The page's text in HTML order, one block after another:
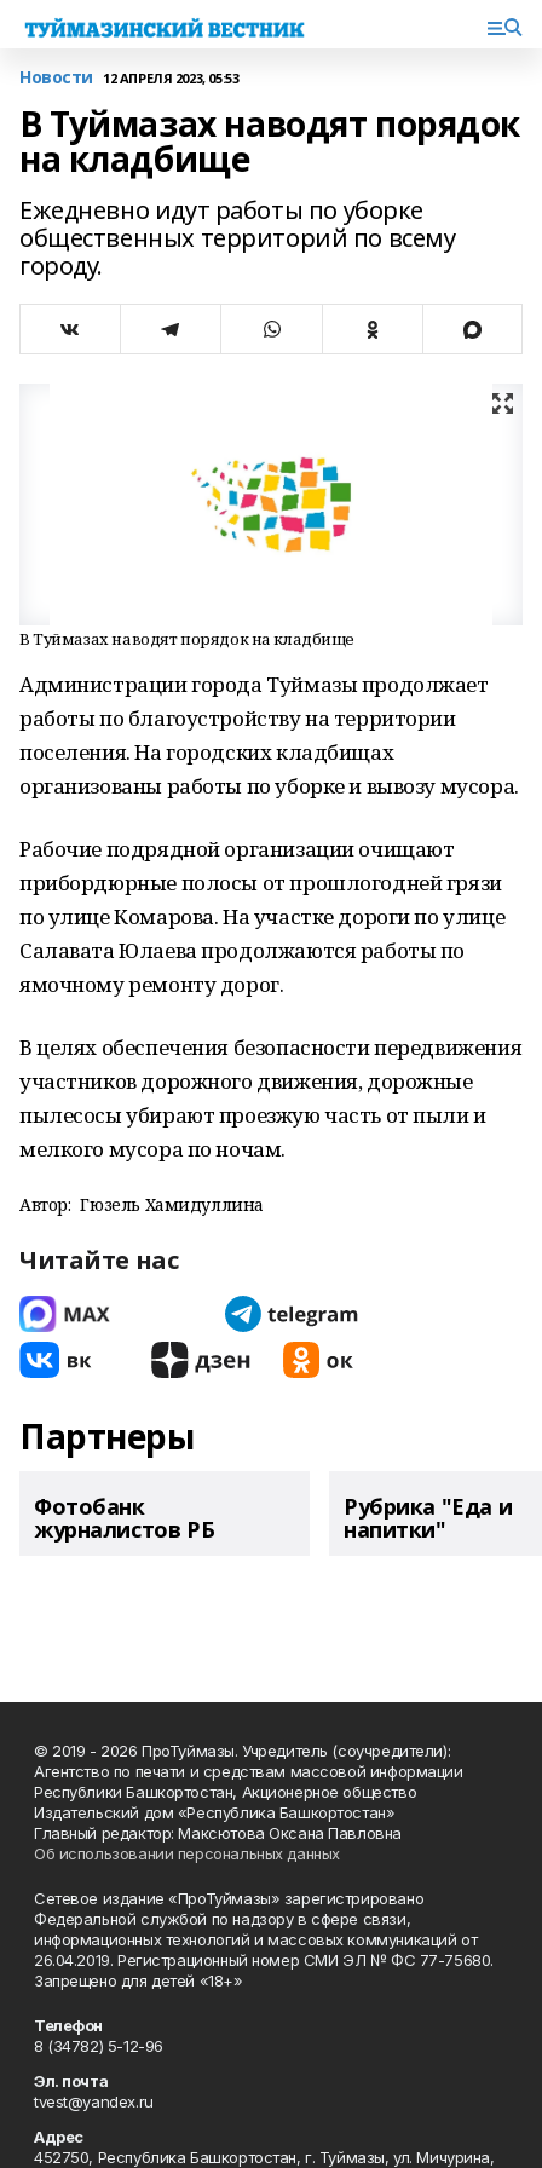
Новости 12 АПРЕЛЯ 2023, 05:53
В Туймазах наводят порядок
на кладбище
Ежедневно идут работы по уборке
общественных территорий по всему
городу.
В Туймазах наводят порядок на кладбище
Администрации города Туймазы продолжает
работы по благоустройству на территории
поселения. На городских кладбищах
организованы работы по уборке и вывозу мусора.
Рабочие подрядной организации очищают
прибордюрные полосы от прошлогодней грязи
по улице Комарова. На участке дороги по улице
Салавата Юлаева продолжаются работы по
ямочному ремонту дорог.
В целях обеспечения безопасности передвижения
участников дорожного движения, дорожные
пылесосы убирают проезжую часть от пыли и
мелкого мусора по ночам.
Автор: Гюзель Хамидуллина
Читайте нас
Партнеры
Фотобанк
журналистов РБ
Рубрика "Еда и
напитки"
© 2019 - 2026 ПроТуймазы. Учредитель (соучредители):
Агентство по печати и средствам массовой информации
Республики Башкортостан, Акционерное общество
Издательский дом «Республика Башкортостан»
Главный редактор: Максютова Оксана Павловна
Об использовании персональных данных
Сетевое издание «ПроТуймазы» зарегистрировано
Федеральной службой по надзору в сфере связи,
информационных технологий и массовых коммуникаций от
26.04.2019. Регистрационный номер СМИ ЭЛ № ФС 77-75680.
Запрещено для детей «18+»
Телефон
8 (34782) 5-12-96
Эл. почта
tvest@yandex.ru
Адрес
452750, Республика Башкортостан, г. Туймазы, ул. Мичурина,